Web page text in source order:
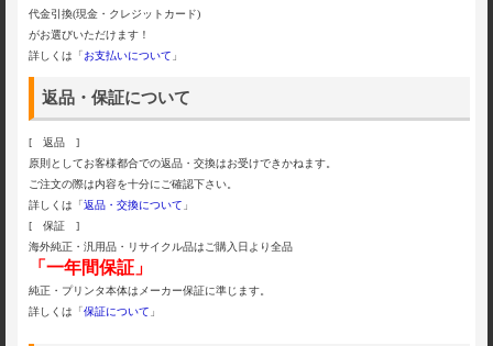
代金引換(現金・クレジットカード)
がお選びいただけます！
詳しくは「お支払いについて 」
返品・保証について
[ 返品 ]
原則としてお客様都合での返品・交換はお受けできかねます。
ご注文の際は内容を十分にご確認下さい。
詳しくは「返品・交換について 」
[ 保証 ]
海外純正・汎用品・リサイクル品はご購入日より全品
「一年間保証」
純正・プリンタ本体はメーカー保証に準じます。
詳しくは「保証について 」